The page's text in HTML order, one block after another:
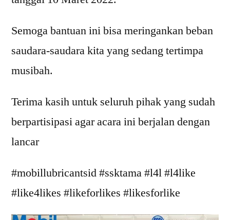
Semoga bantuan ini bisa meringankan beban
saudara-saudara kita yang sedang tertimpa
musibah.
Terima kasih untuk seluruh pihak yang sudah
berpartisipasi agar acara ini berjalan dengan
lancar
#mobillubricantsid #ssktama #l4l #l4like
#like4likes #likeforlikes #likesforlike